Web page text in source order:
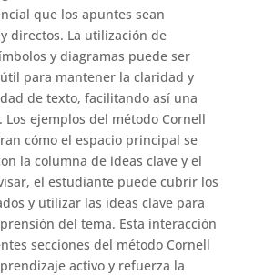
que los apuntes sean
directos. La utilización de
y diagramas puede ser
para mantener la claridad y
de texto, facilitando así una
ejemplos del método Cornell
cómo el espacio principal se
la columna de ideas clave y el
el estudiante puede cubrir los
y utilizar las ideas clave para
del tema. Esta interacción
secciones del método Cornell
activo y refuerza la